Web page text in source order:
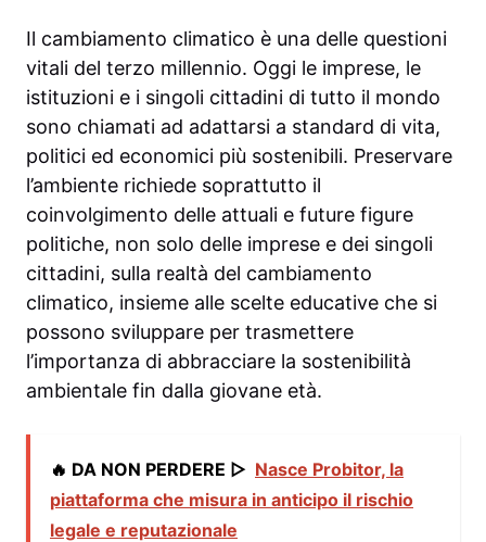
Il cambiamento climatico è una delle questioni
vitali del terzo millennio. Oggi le imprese, le
istituzioni e i singoli cittadini di tutto il mondo
sono chiamati ad adattarsi a standard di vita,
politici ed economici più sostenibili. Preservare
l’ambiente richiede soprattutto il
coinvolgimento delle attuali e future figure
politiche, non solo delle imprese e dei singoli
cittadini, sulla realtà del cambiamento
climatico, insieme alle scelte educative che si
possono sviluppare per trasmettere
l’importanza di abbracciare la sostenibilità
ambientale fin dalla giovane età.
🔥 DA NON PERDERE ▷ Nasce Probitor, la
piattaforma che misura in anticipo il rischio
legale e reputazionale